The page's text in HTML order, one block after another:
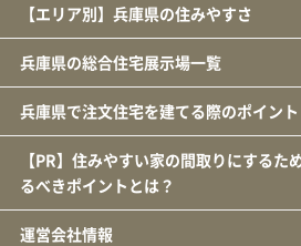
【エリア別】兵庫県の住みやすさ
兵庫県の総合住宅展示場一覧
兵庫県で注文住宅を建てる際のポイント
【PR】住みやすい家の間取りにするた
るべきポイントとは？
運営会社情報